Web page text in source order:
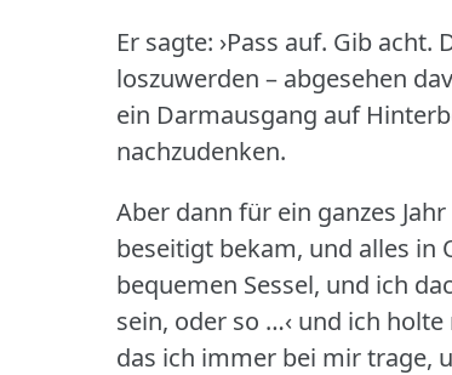
Er sagte: ›Pass auf. Gib acht.
loszuwerden – abgesehen
ein Darmausgang auf
nachzudenken.
Aber dann für ein ganzes
beseitigt bekam, und alles in
bequemen Sessel, und ich
sein, oder so …‹ und ich
das ich immer bei mir trage,